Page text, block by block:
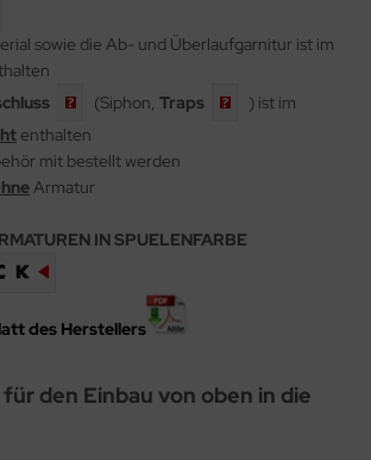
sowie die Ab- und Überlaufgarnitur ist im
(Siphon, Traps
) ist im
enthalten
mit bestellt werden
Armatur
IN SPUELENFARBE
des Herstellers
den Einbau von oben in die